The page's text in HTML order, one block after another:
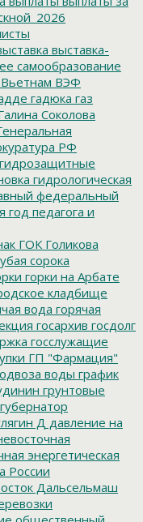
выставка-
самообразование
Вьетнам ВЭФ
гадюка газ
Соколова
РФ
гидрозащитные
гидрологическая
федеральный
год педагога и
ГОК Голикова
сорока
горки на Арбате
кладбище
вода горячая
госархив госдолг
госслужащие
ГП "Фармация"
воды график
грунтовые
губернатор
Д давление на
энергетическая
России
Дальсельмаш